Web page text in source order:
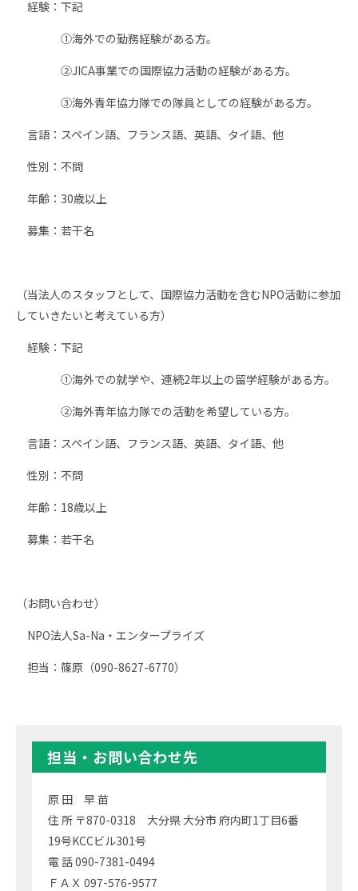
経験：下記
①海外での勤務経験がある方。
②JICA事業での国際協力活動の経験がある方。
③海外青年協力隊での隊員としての経験がある方。
言語：スペイン語、フランス語、英語、タイ語、他
性別：不問
年齢：30歳以上
募集：若干名
（当法人のスタッフとして、国際協力活動を含むNPO活動に参加
していきたいと考えている方）
経験：下記
①海外での就学や、連続2年以上の留学経験がある方。
②海外青年協力隊での活動を希望している方。
言語：スペイン語、フランス語、英語、タイ語、他
性別：不問
年齢：18歳以上
募集：若干名
（お問い合わせ）
NPO法人Sa-Na・エンタープライズ
担当：篠原（090-8627-6770）
担当・お問い合わせ先
原 田 早 苗
住 所 〒870-0318 大分県 大分市 府内町1丁目6番
19号KCCビル301号
電 話 090-7381-0494
ＦＡＸ 097-576-9577